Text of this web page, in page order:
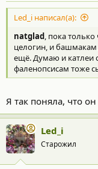
Led_i написал(а):
natglad , пока
целогин, и башмакам
ещё. Думаю и катлеи
фаленопсисам тоже
Я так поняла, что он
Led_i
Старожил